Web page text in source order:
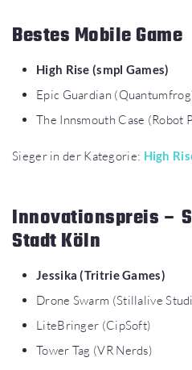
Bestes Mobile Game
High Rise (smpl Games)
Epic Guardian
The Innsmouth Case (Robot
Sieger in der Kategorie: High
Innovationspreis –
Stadt Köln
Jessika (Tritrie Games)
Drone Swarm (Stillalive
LiteBringer (CipSoft)
Tower Tag (VR Nerds)